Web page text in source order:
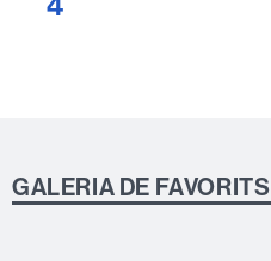
GALERIA DE FAVORITS